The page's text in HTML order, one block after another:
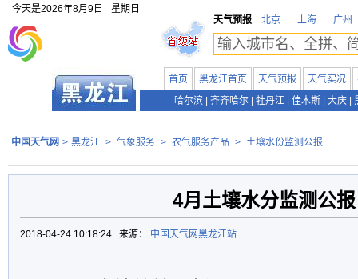
今天是2026年8月9日
星期日
天气预报
北京 上海 广州
首页 黑龙江首页 天气预报 天气实况
哈尔滨
齐齐哈尔 牡丹江 佳木斯 大庆
中国天气网 > 黑龙江 > 气象服务 > 农气服务产品 > 土壤水份监测公报
4月土壤水分监测公报
2018-04-24 10:18:24 来源： 中国天气网黑龙江站